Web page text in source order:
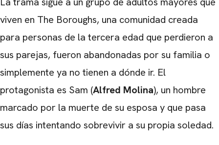
viven en The Boroughs, una comunidad creada
para personas de la tercera edad que perdieron a
sus parejas, fueron abandonadas por su familia o
simplemente ya no tienen a dónde ir. El
protagonista es Sam (Alfred Molina), un hombre
marcado por la muerte de su esposa y que pasa
sus días intentando sobrevivir a su propia soledad.